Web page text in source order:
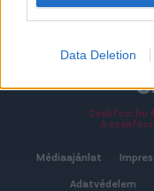
Data Deletion
TOVÁBB
Csakfoci.hu
A
Médiaajánlat
Adatvédelem